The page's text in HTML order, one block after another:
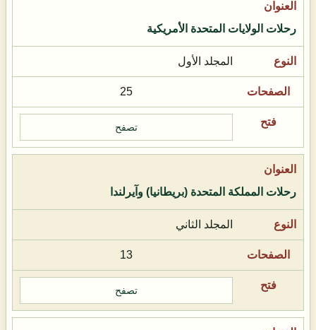
رحلات الولايات المتحدة الأمريكية
المجلد الأول
25
تصفح
رحلات المملكة المتحدة (بريطانيا) وآيرلندا
المجلد الثاني
13
تصفح